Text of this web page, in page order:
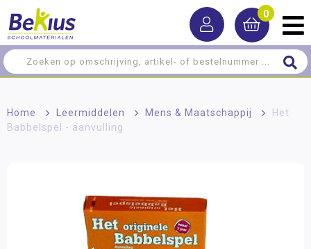
0
Home > Leermiddelen > Mens & Maatschappij >
Het
Babbelspel - aanvulling